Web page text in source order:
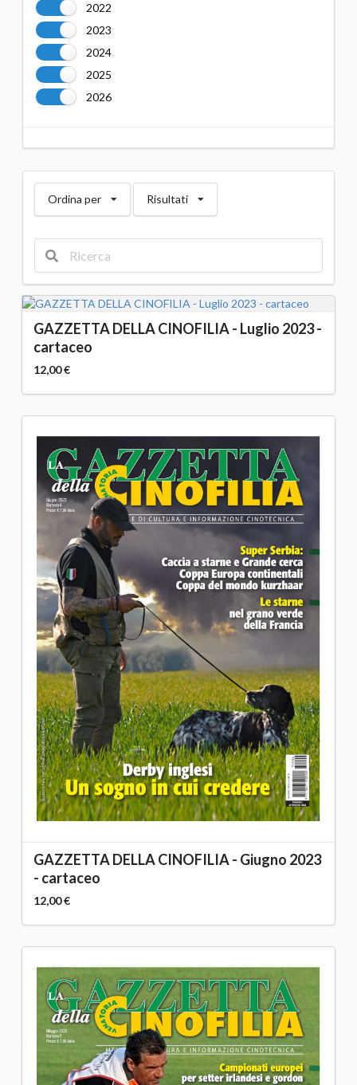
2022
2023
2024
2025
2026
Ordina per Risultati
GAZZETTA DELLA CINOFILIA - Luglio 2023 -
cartaceo
12,00 €
GAZZETTA DELLA CINOFILIA - Giugno 2023
- cartaceo
12,00 €